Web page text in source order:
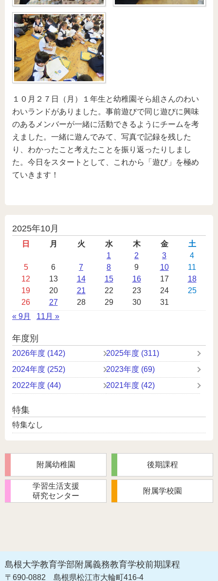
１０月２７日（月）１年生と幼稚園そら組さんのわい
わいランドがありました。事前遊びで同じ遊びに興味
のあるメンバーが一緒に活動できるようにチームを考
えました。一緒に遊んでみて、写真で記録を残した
り、わかったこと考えたことを振り返ったりしまし
た。今日をスタートとして、これから「遊び」を極め
ていきます！
投
2025年10月
日 月 火 水 木 金
土
1
2 3
4
5
6 7 8 9 10
11
12
13 14 15 16 17
18
19
20 21 22 23 24
25
26
27 28 29 30
31
« 9月
11月 »
年度別
2026年度 (142)
2025年度 (311)
2024年度 (252)
2023年度 (69)
2022年度 (44)
2021年度 (42)
特集
特集なし
附属幼稚園 後期課程
学習生活支援
研究センター
附属学校園
島根大学教育学部附属義務教育学校前期課程
〒690-0882 島根県松江市大輪町416-4